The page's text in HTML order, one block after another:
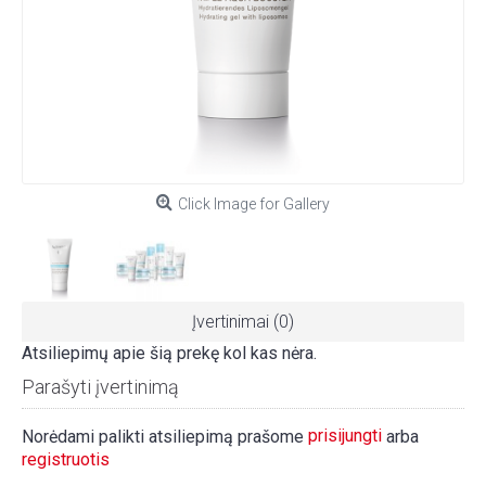
Click Image for Gallery
Įvertinimai (0)
Atsiliepimų apie šią prekę kol kas nėra.
Parašyti įvertinimą
Norėdami palikti atsiliepimą prašome prisijungti arba
registruotis